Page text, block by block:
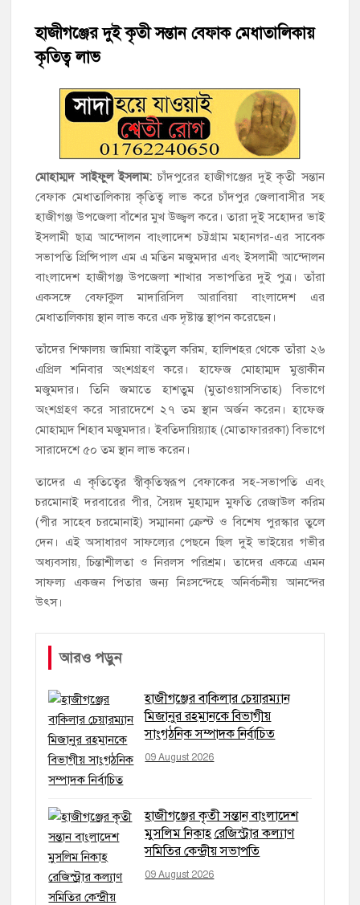
শাহরাস্তিতে মসজিদ কমিটি নিয়ে সংঘর্ষ, উভয় পক্ষের আহত ৫
চাঁদপুরের শাহরাস্তিতে মাদকাসক্ত অবস্থায় নিজ ঘরে আগুন, যুবক গ্রেফতার
হাজীগঞ্জের টোরাগড় কাজী বাড়ি সড়কে রহিমা ভবনের প্রধান ফটক লক
হাজীগঞ্জ পৌরসভার মেয়র প্রার্থী অ্যাড. টিটু টোরাগড় পূর্বপাড়া জামে
হাজীগঞ্জে শিক্ষার্থীদের লেখাপড়ার মানোন্নয়নে ও উপস্থিতি নিশ্চিতকরণে
অভিভাবক সমাবেশ
হাজীগঞ্জে অস্বাস্থ্যকর পরিবেশে খাবার প্রস্তুত: ২ হোটেলকে ৪৫ হাজার
টাকা জরিমানা
হাজীগঞ্জের দুই কৃতী সন্তান বেফাক মেধাতালিকায়
কৃতিত্ব লাভ
মোহাম্মদ সাইফুল ইসলাম: চাঁদপুরের হাজীগঞ্জের দুই কৃতী সন্তান
বেফাক মেধাতালিকায় কৃতিত্ব লাভ করে চাঁদপুর জেলাবাসীর সহ
হাজীগঞ্জ উপজেলা বাঁশের মুখ উজ্জ্বল করে। তারা দুই সহোদর ভাই
ইসলামী ছাত্র আন্দোলন বাংলাদেশ চট্টগ্রাম মহানগর-এর সাবেক
সভাপতি প্রিন্সিপাল এম এ মতিন মজুমদার এবং ইসলামী আন্দোলন
বাংলাদেশ হাজীগঞ্জ উপজেলা শাখার সভাপতির দুই পুত্র। তাঁরা
একসঙ্গে বেফাকুল মাদারিসিল আরাবিয়া বাংলাদেশ এর
মেধাতালিকায় স্থান লাভ করে এক দৃষ্টান্ত স্থাপন করেছেন।
তাঁদের শিক্ষালয় জামিয়া বাইতুল করিম, হালিশহর থেকে তাঁরা ২৬
এপ্রিল শনিবার অংশগ্রহণ করে। হাফেজ মোহাম্মদ মুত্তাকীন
মজুমদার। তিনি জমাতে হাশতুম (মুতাওয়াসসিতাহ) বিভাগে
অংশগ্রহণ করে সারাদেশে ২৭ তম স্থান অর্জন করেন। হাফেজ
মোহাম্মদ শিহাব মজুমদার। ইবতিদায়িয়্যাহ (মোতাফাররকা) বিভাগে
সারাদেশে ৫০ তম স্থান লাভ করেন।
তাদের এ কৃতিত্বের স্বীকৃতিস্বরূপ বেফাকের সহ-সভাপতি এবং
চরমোনাই দরবারের পীর, সৈয়দ মুহাম্মদ মুফতি রেজাউল করিম
(পীর সাহেব চরমোনাই) সম্মাননা ক্রেস্ট ও বিশেষ পুরস্কার তুলে
দেন। এই অসাধারণ সাফল্যের পেছনে ছিল দুই ভাইয়ের গভীর
অধ্যবসায়, চিন্তাশীলতা ও নিরলস পরিশ্রম। তাদের একত্রে এমন
সাফল্য একজন পিতার জন্য নিঃসন্দেহে অনির্বচনীয় আনন্দের
উৎস।
আরও পড়ুন
হাজীগঞ্জের বাকিলার চেয়ারম্যান
মিজানুর রহমানকে বিভাগীয়
সাংগঠনিক সম্পাদক নির্বাচিত
09 August 2026
হাজীগঞ্জের কৃতী সন্তান বাংলাদেশ
মুসলিম নিকাহ রেজিস্ট্রার কল্যাণ
সমিতির কেন্দ্রীয় সভাপতি
09 August 2026